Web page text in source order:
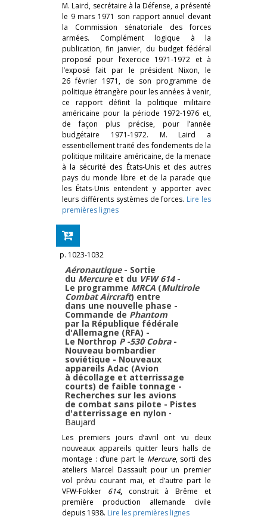
M. Laird, secrétaire à la Défense, a présenté
le 9 mars 1971 son rapport annuel devant
la Commission sénatoriale des forces
armées. Complément logique à la
publication, fin janvier, du budget fédéral
proposé pour l’exercice 1971-1972 et à
l’exposé fait par le président Nixon, le
26 février 1971, de son programme de
politique étrangère pour les années à venir,
ce rapport définit la politique militaire
américaine pour la période 1972-1976 et,
de façon plus précise, pour l’année
budgétaire 1971-1972. M. Laird a
essentiellement traité des fondements de la
politique militaire américaine, de la menace
à la sécurité des États-Unis et des autres
pays du monde libre et de la parade que
les États-Unis entendent y apporter avec
leurs différents systèmes de forces. Lire les
premières lignes
p. 1023-1032
Aéronautique- Sortie
du Mercureet du VFW 614-
Le programme MRCA (Multirole
Combat Aircraft) entre
dans une nouvelle phase -
Commande de Phantom
par la République fédérale
d'Allemagne (RFA) -
Le Northrop P -530 Cobra-
Nouveau bombardier
soviétique - Nouveaux
appareils Adac (Avion
à décollage et atterrissage
courts) de faible tonnage -
Recherches sur les avions
de combat sans pilote - Pistes
d'atterrissage en nylon -
Baujard
Les premiers jours d’avril ont vu deux
nouveaux appareils quitter leurs halls de
montage : d’une part le Mercure, sorti des
ateliers Marcel Dassault pour un premier
vol prévu courant mai, et d’autre part le
VFW-Fokker 614, construit à Brême et
première production allemande civile
depuis 1938. Lire les premières lignes